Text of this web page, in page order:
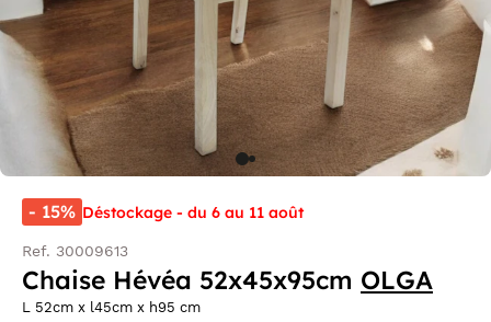
- 15% Déstockage - du 6 au 11 août
Ref. 30009613
Chaise Hévéa 52x45x95cm OLGA
L 52cm x l45cm x h95 cm